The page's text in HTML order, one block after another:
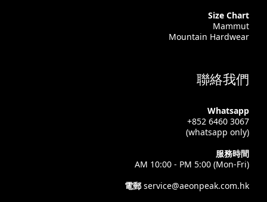
Size Chart
Mammut
Mountain Hardwear
聯絡我們
Whatsapp
+852 6460 3067
(whatsapp only)
服務時間
AM 10:00 - PM 5:00 (Mon-Fri)
電郵 service@aeonpeak.com.hk